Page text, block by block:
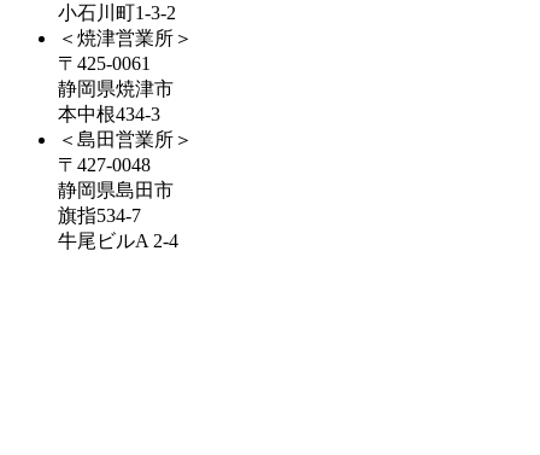
小石川町1-3-2
＜焼津営業所＞
〒425-0061
静岡県焼津市
本中根434-3
＜島田営業所＞
〒427-0048
静岡県島田市
旗指534-7
牛尾ビルA 2-4